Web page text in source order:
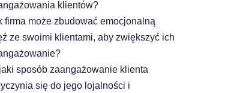
klientów?
firma może zbudować emocjonalną
ze swoimi klientami, aby zwiększyć ich
sposób zaangażowanie klienta
się do jego lojalności i